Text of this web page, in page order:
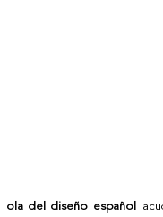
ola del diseño español